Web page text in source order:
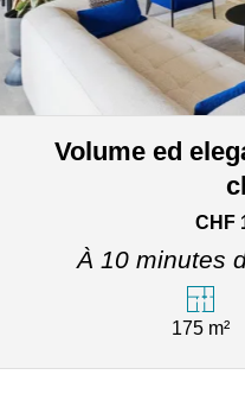
Volume ed
CHF
À 10 minutes
175 m²